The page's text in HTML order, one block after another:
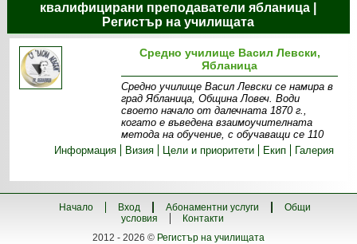
квалифицирани преподаватели ябланица |
Регистър на училищата
Средно училище Васил Левски,
Ябланица
Средно училище Васил Левски се намира в
град Ябланица, Община Ловеч. Води
своето начало от далечната 1870 г.,
когато е въведена взаимоучителната
метода на обучение, с обучаващи се 110
Информация
Визия Цели и приоритети Екип Галерия
Начало Вход Абонаментни услуги
Общи
условия
Контакти
2012 - 2026 © Регистър на училищата